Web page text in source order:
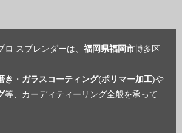
スプレンダーは、 福岡県福岡市博多区
き ・ ガラスコーティング(ポリマー加工)や
等、カーディティーリング全般を承って